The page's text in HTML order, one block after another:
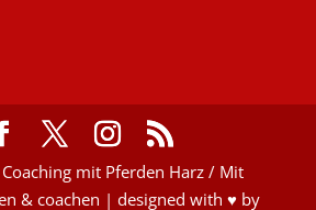
mit Pferden Harz / Mit
& coachen | designed with ♥ by